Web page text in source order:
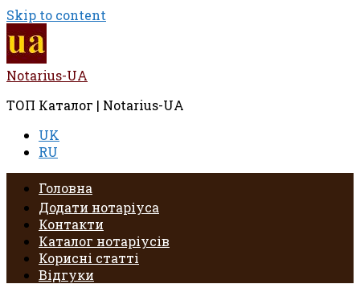
Skip to content
Notarius-UA
ТОП Каталог | Notarius-UA
UK
RU
Головна
Додати нотаріуса
Контакти
Каталог нотаріусів
Корисні статті
Відгуки